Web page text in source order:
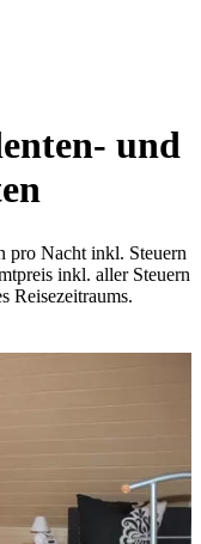
und
pro Nacht inkl. Steuern
inkl. aller Steuern
Reisezeitraums.